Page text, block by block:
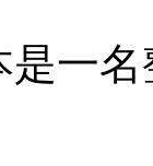
一名